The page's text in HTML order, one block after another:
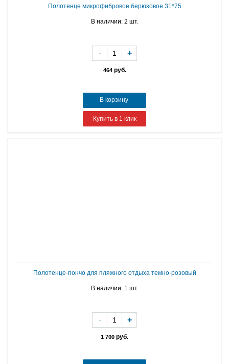
Полотенце микрофибровое берюзовое 31*75
В наличии: 2 шт.
464руб.
- +
В корзину
Купить в 1 клик
Полотенце-пончо для пляжного отдыха темно-розовый
В наличии: 1 шт.
1 700 руб.
- +